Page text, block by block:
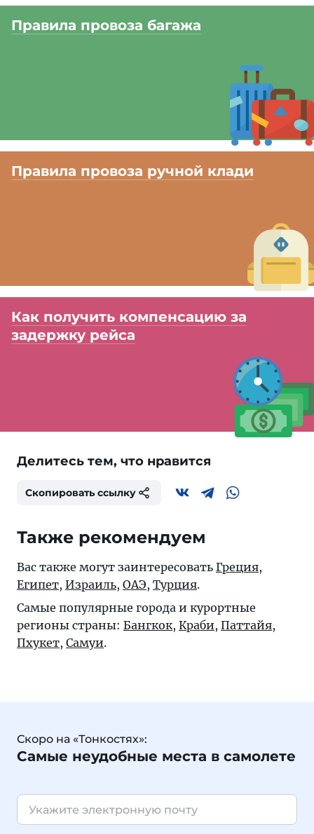
Правила провоза багажа
Правила провоза ручной клади
Как получить компенсацию за
задержку рейса
Делитесь тем, что нравится
Скопировать ссылку
Также рекомендуем
Вас также могут заинтересовать Греция,
Египет, Израиль, ОАЭ, Турция.
Самые популярные города и курортные
регионы страны: Бангкок, Краби, Паттайя,
Пхукет, Самуи.
Скоро на «Тонкостях»:
Самые неудобные места в самолете